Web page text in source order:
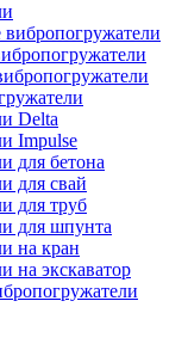
Delta
Impulse
для бетона
для свай
для труб
для шпунта
на кран
на экскаватор